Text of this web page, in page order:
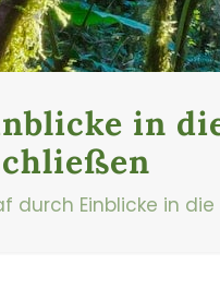
in
durch Einblicke in